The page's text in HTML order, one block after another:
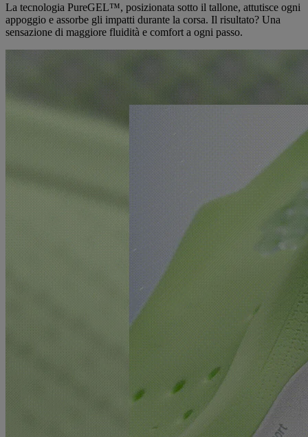
La tecnologia PureGEL™, posizionata sotto il tallone, attutisce ogni
appoggio e assorbe gli impatti durante la corsa. Il risultato? Una
sensazione di maggiore fluidità e comfort a ogni passo.